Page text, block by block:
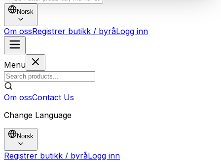
Norsk
Om ossRegistrer butikk / byråLogg inn
Menu
Om ossContact Us
Change Language
Norsk
Registrer butikk / byråLogg inn